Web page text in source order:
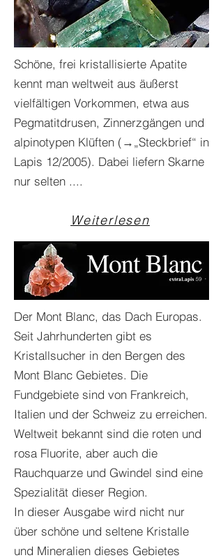
Schöne, frei kristallisierte Apatite
kennt man weltweit aus äußerst
vielfältigen Vorkommen, etwa aus
Pegmatitdrusen, Zinnerzgängen und
alpinotypen Klüften (→„Steckbrief“ in
Lapis 12/2005). Dabei liefern Skarne
nur selten ....
Weiterlesen
Der Mont Blanc, das Dach Europas.
Seit Jahrhunderten gibt es
Kristallsucher in den Bergen des
Mont Blanc Gebietes. Die
Fundgebiete sind von Frankreich,
Italien und der Schweiz zu erreichen.
Weltweit bekannt sind die roten und
rosa Fluorite, aber auch die
Rauchquarze und Gwindel sind eine
Spezialität dieser Region.
In dieser Ausgabe wird nicht nur
über schöne und seltene Kristalle
und Mineralien dieses Gebietes